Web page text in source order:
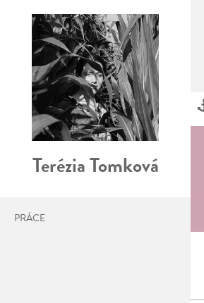
Terézia Tomková
PRÁCE